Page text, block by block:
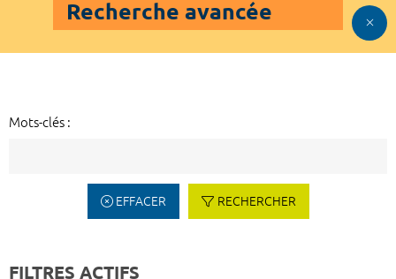
Recherche avancée
Mots-clés :
EFFACER RECHERCHER
FILTRES ACTIFS